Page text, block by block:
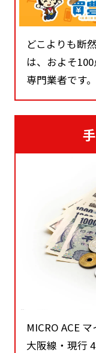
どこよりも断
は、およそ
専門業者です。
MICRO ACE
大阪線・現行